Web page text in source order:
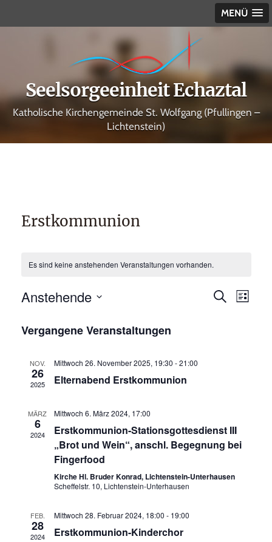
MENÜ
Seelsorgeeinheit Echaztal
Katholische Kirchengemeinde St. Wolfgang (Pfullingen –
Lichtenstein)
Erstkommunion
Es sind keine anstehenden Veranstaltungen vorhanden.
SucheListe
Anstehende
wählen.
Vergangene Veranstaltungen
NOV.
26
2025
Mittwoch 26. November 2025, 19:30 -21:00
Elternabend Erstkommunion
MÄRZ
6
2024
Mittwoch 6. März 2024, 17:00
Erstkommunion-Stationsgottesdienst III
„Brot und Wein“, anschl. Begegnung bei
Fingerfood
Kirche Hl. Bruder Konrad, Lichtenstein-Unterhausen
Scheffelstr. 10, Lichtenstein-Unterhausen
FEB.
28
2024
Mittwoch 28. Februar 2024, 18:00 - 19:00
Erstkommunion-Kinderchor